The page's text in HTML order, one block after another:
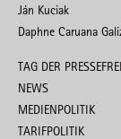
Ján Kuciak
Daphne Caruana
TAG DER
NEWS
MEDIENPOLITIK
TARIFPOLITIK